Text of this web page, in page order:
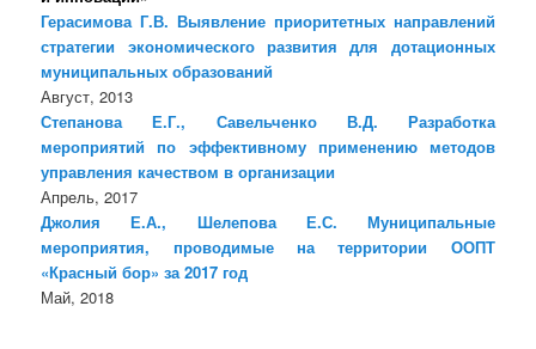
Герасимова Г.В. Выявление приоритетных направлений
стратегии экономического развития для дотационных
муниципальных образований
Август, 2013
Степанова Е.Г., Савельченко В.Д. Разработка
мероприятий по эффективному применению методов
управления качеством в организации
Апрель, 2017
Джолия Е.А., Шелепова Е.С. Муниципальные
мероприятия, проводимые на территории ООПТ
«Красный бор» за 2017 год
Май, 2018